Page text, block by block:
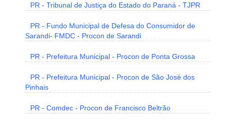
PR - Tribunal de Justiça do Estado do Paraná - TJPR
PR - Fundo Municipal de Defesa do Consumidor de
Sarandi- FMDC - Procon de Sarandi
PR - Prefeitura Municipal - Procon de Ponta Grossa
PR - Prefeitura Municipal - Procon de São José dos
Pinhais
PR - Comdec - Procon de Francisco Beltrão